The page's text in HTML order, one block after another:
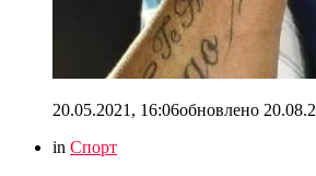
20.05.2021, 16:06обновлено
in Спорт